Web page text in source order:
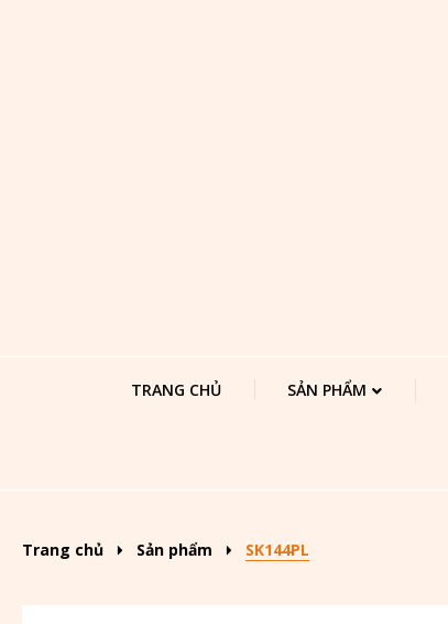
TRANG CHỦ SẢN PHẨM
Trang chủ Sản phẩm SK144PL